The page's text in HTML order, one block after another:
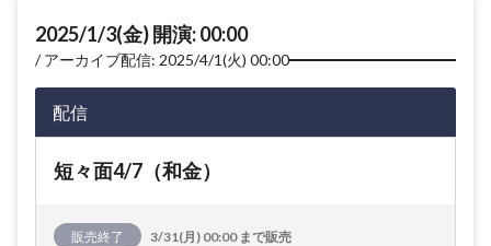
2025/1/3(金) 開演: 00:00
アーカイブ配信: 2025/4/1(火) 00:00
配信
短々面4/7（和金）
販売終了 3/31(月) 00:00 まで販売